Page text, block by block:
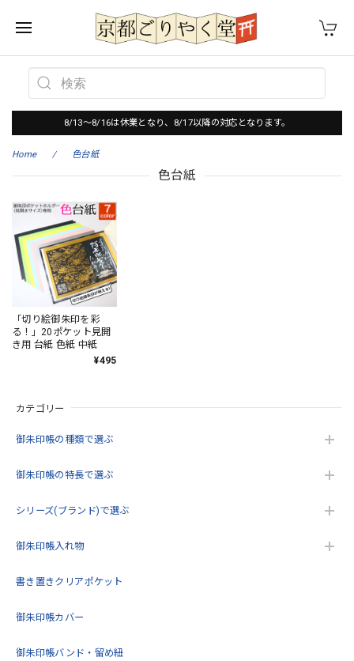
8/13～8/16は休業となり、8/17以降の対応となります。
カテゴリー
御朱印帳の種類で選ぶ
御朱印帳の特長で選ぶ
シリーズ(ブランド)で選ぶ
御朱印帳入れ物
書き置きクリアポケット
御朱印帳カバー
御朱印帳バンド・留め紐
Home 色台紙
色台紙
「切り絵御朱印を彩
る！」20ポケット見開
き用 台紙 色紙 中紙
¥495